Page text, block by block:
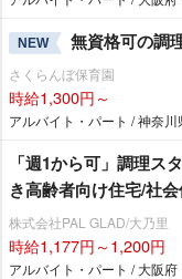
NEW 無資格可の調
さくらんぼ保育園
時給1,300円～
アルバイト・パート / 神奈川
「週1から可」調理ス
き高齢者向け住宅/社
株式会社PAL GLAD/大乃里
時給1,177円～1,200円
アルバイト・パート / 大阪府